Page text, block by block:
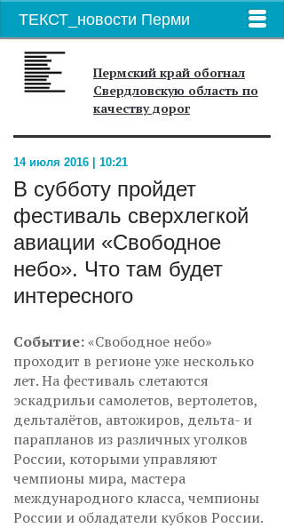
ТЕКСТ_новости Перми
Пермский край обогнал
Свердловскую область по
качеству дорог
14 июля 2016 | 10:21
В субботу пройдет
фестиваль сверхлегкой
авиации «Свободное
небо». Что там будет
интересного
Событие:«Свободное небо»
проходит в регионе уже несколько
лет. На фестиваль слетаются
эскадрильи самолетов, вертолетов,
дельталётов, автожиров, дельта- и
парапланов из различных уголков
России, которыми управляют
чемпионы мира, мастера
международного класса, чемпионы
России и обладатели кубков России.